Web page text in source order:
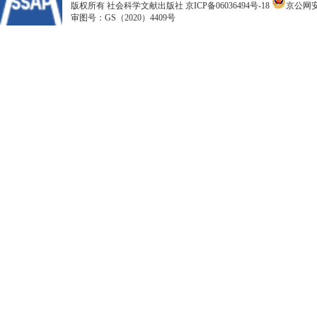
版权所有 社会科学文献出版社 京ICP备06036494号-18
京公网
审图号：GS（2020）4409号